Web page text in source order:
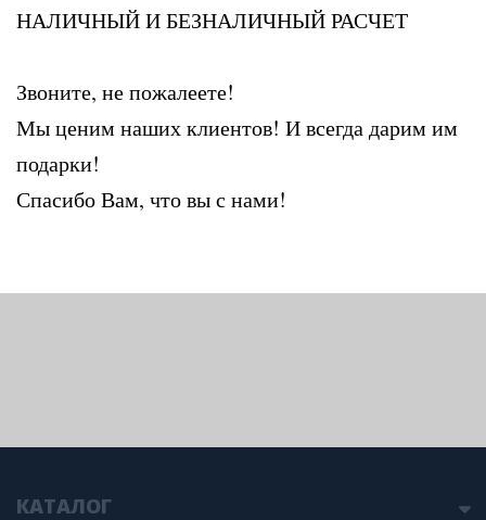
НАЛИЧНЫЙ И БЕЗНАЛИЧНЫЙ РАСЧЕТ
Звоните, не пожалеете!
Мы ценим наших клиентов! И всегда дарим им
подарки!
Спасибо Вам, что вы с нами!
КАТАЛОГ